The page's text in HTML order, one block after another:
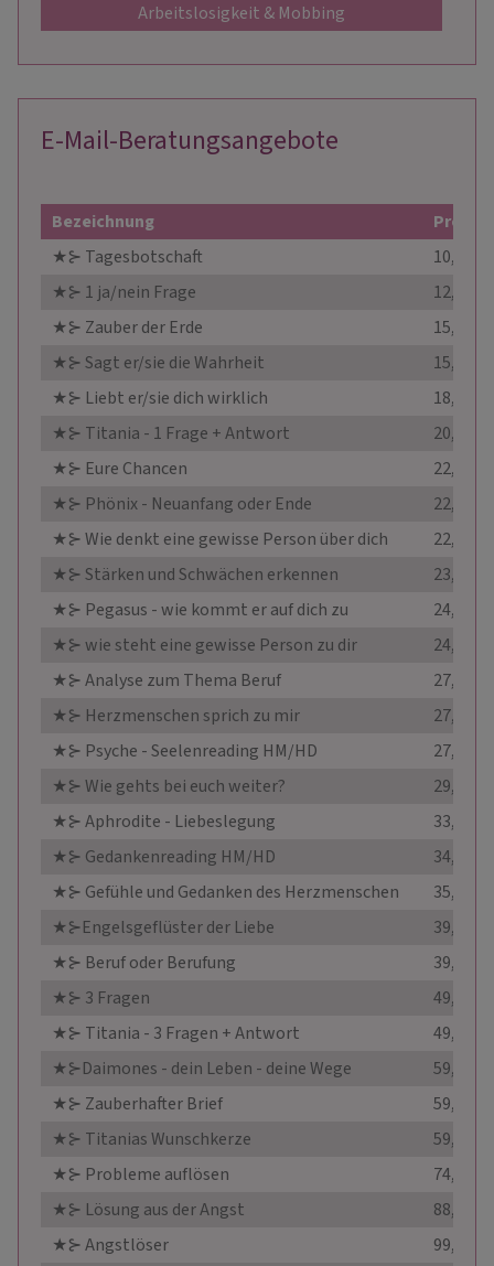
Arbeitslosigkeit & Mobbing
E-Mail-Beratungsangebote
Bezeichnung
Preis
★⊱ Tagesbotschaft
10,00 €
★⊱ 1 ja/nein Frage
12,00 €
★⊱ Zauber der Erde
15,00 €
★⊱ Sagt er/sie die Wahrheit
15,90 €
★⊱ Liebt er/sie dich wirklich
18,90 €
★⊱ Titania - 1 Frage + Antwort
20,00 €
★⊱ Eure Chancen
22,00 €
★⊱ Phönix - Neuanfang oder Ende
22,90 €
★⊱ Wie denkt eine gewisse Person über dich
22,90 €
★⊱ Stärken und Schwächen erkennen
23,90 €
★⊱ Pegasus - wie kommt er auf dich zu
24,90 €
★⊱ wie steht eine gewisse Person zu dir
24,90 €
★⊱ Analyse zum Thema Beruf
27,90 €
★⊱ Herzmenschen sprich zu mir
27,99 €
★⊱ Psyche - Seelenreading HM/HD
27,99 €
★⊱ Wie gehts bei euch weiter?
29,99 €
★⊱ Aphrodite - Liebeslegung
33,00 €
★⊱ Gedankenreading HM/HD
34,90 €
★⊱ Gefühle und Gedanken des Herzmenschen
35,00 €
★⊱Engelsgeflüster der Liebe
39,90 €
★⊱ Beruf oder Berufung
39,99 €
★⊱ 3 Fragen
49,00 €
★⊱ Titania - 3 Fragen + Antwort
49,90 €
★⊱Daimones - dein Leben - deine Wege
59,90 €
★⊱ Zauberhafter Brief
59,99 €
★⊱ Titanias Wunschkerze
59,99 €
★⊱ Probleme auflösen
74,99 €
★⊱ Lösung aus der Angst
88,00 €
★⊱ Angstlöser
99,99 €